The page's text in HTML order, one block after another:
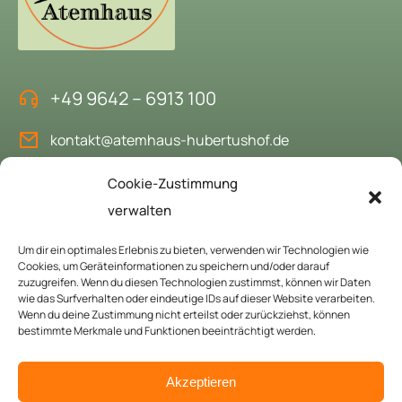
Cookie-Zustimmung
verwalten
Um dir ein optimales Erlebnis zu bieten, verwenden wir Technologien wie
Cookies, um Geräteinformationen zu speichern und/oder darauf
zuzugreifen. Wenn du diesen Technologien zustimmst, können wir Daten
wie das Surfverhalten oder eindeutige IDs auf dieser Website verarbeiten.
Wenn du deine Zustimmung nicht erteilst oder zurückziehst, können
bestimmte Merkmale und Funktionen beeinträchtigt werden.
Akzeptieren
+49 9642 – 6913 100
kontakt@atemhaus-hubertushof.de
Gerne heißen wir Sie als Gäste bei uns willkommen.
Hier anfragen
© Copyright 2024 Atemhaus Hubertushof. All rights reserved.